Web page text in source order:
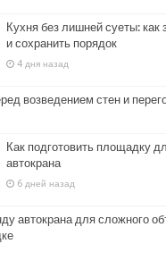
Кухня без лишней суеты: как
и сохранить порядок
4 дня назад
возведением стен и
Как подготовить площадку
автокрана
6 дней назад
автокрана для сложного